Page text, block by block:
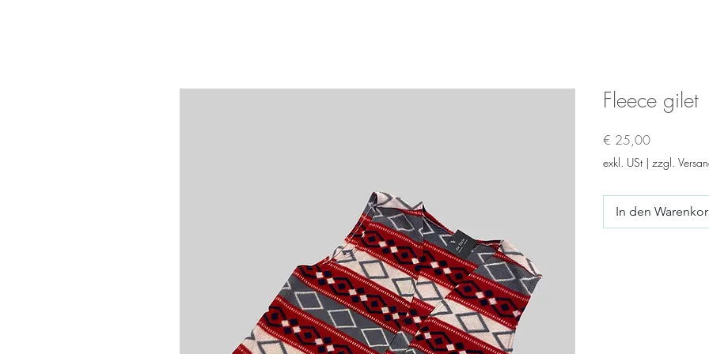
Fleece gilet
€ 25,00Preis
exkl. USt | zzgl.
In den